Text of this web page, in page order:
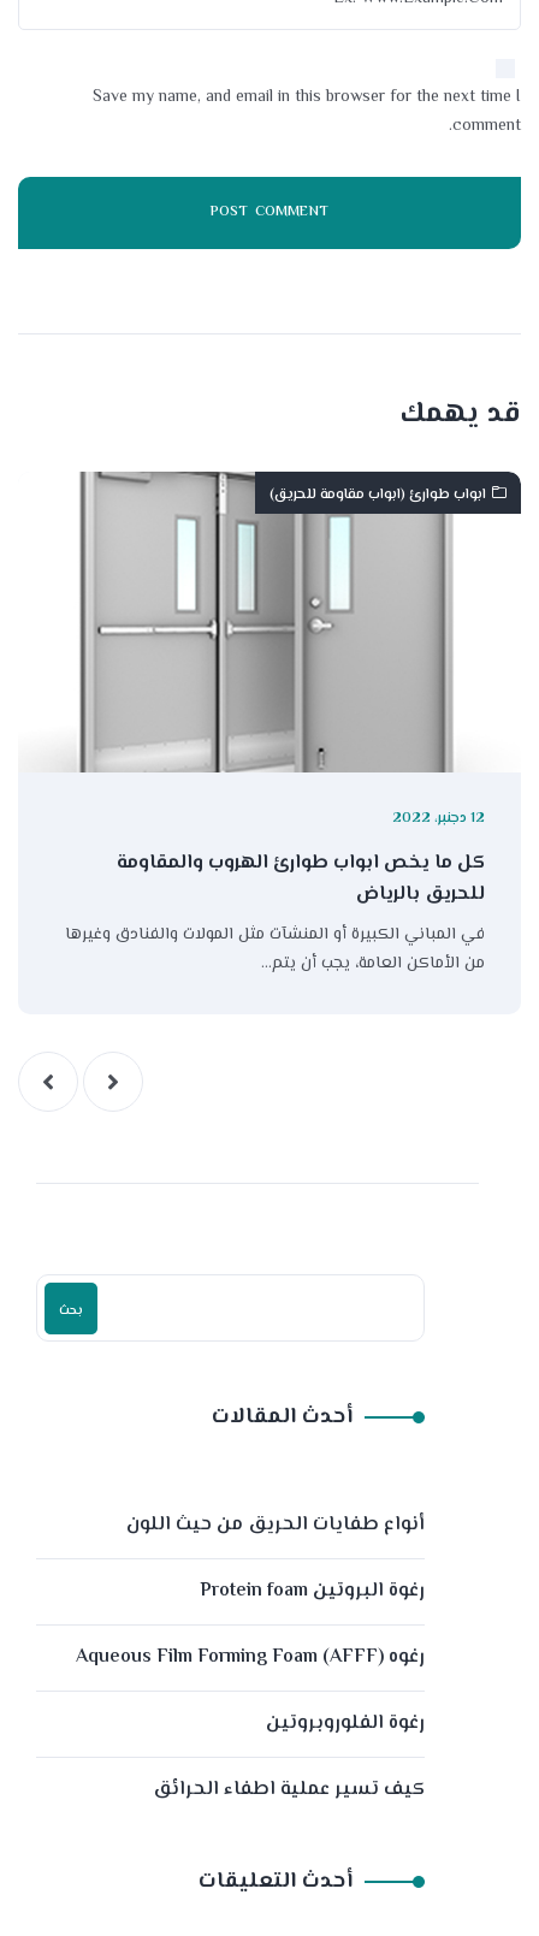
Save my name, and email in this browser for the next time I
comment.
قد يهمك
ابواب طوارئ (ابواب مقاومة للحريق)
12 دجنبر، 2022
كل ما يخص ابواب طوارئ الهروب والمقاومة
للحريق بالرياض
في المباني الكبيرة أو المنشآت مثل المولات والفنادق وغيرها
من الأماكن العامة، يجب أن يتم…
بحث
أحدث المقالات
أنواع طفايات الحريق من حيث اللون
رغوة البروتين Protein foam
رغوه (Aqueous Film Forming Foam (AFFF
رغوة الفلوروبروتين
كيف تسير عملية اطفاء الحرائق
أحدث التعليقات